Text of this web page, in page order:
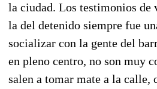
la ciudad. Los testimonios de
la del detenido siempre fue
socializar con la gente del
en pleno centro, no son muy
salen a tomar mate a la calle,